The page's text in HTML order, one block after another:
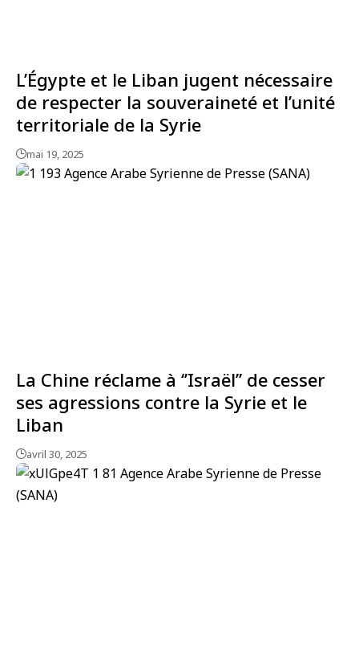
L’Égypte et le Liban jugent nécessaire
de respecter la souveraineté et l’unité
territoriale de la Syrie
mai 19, 2025
La Chine réclame à ‘’Israël’’ de cesser
ses agressions contre la Syrie et le
Liban
avril 30, 2025